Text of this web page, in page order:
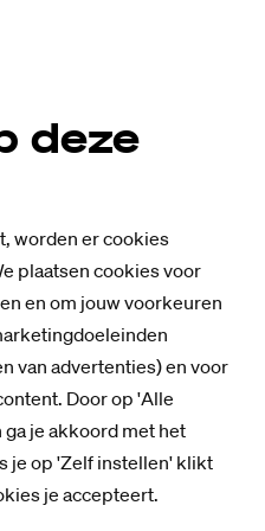
deze
worden er cookies
plaatsen cookies voor
en om jouw voorkeuren
van advertenties) en voor
Door op 'Alle
je akkoord met het
je op 'Zelf instellen' klikt
je accepteert.